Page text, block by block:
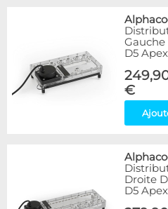
Gauche
D5 Apex
€
Droite
D5 Apex